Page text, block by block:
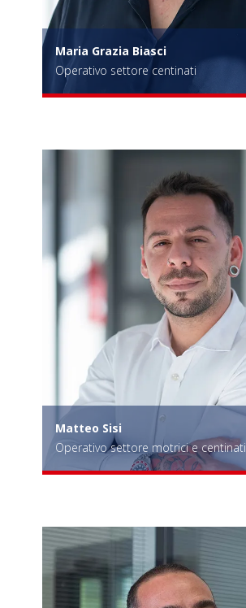
Maria Grazia Biasci
Operativo settore centinati
Matteo Sisi
Operativo settore motrici e centinati